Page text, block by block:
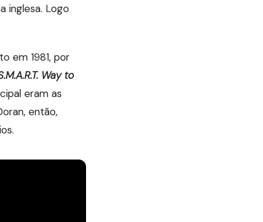
inglesa. Logo
em 1981, por
Way to
eram as
então,